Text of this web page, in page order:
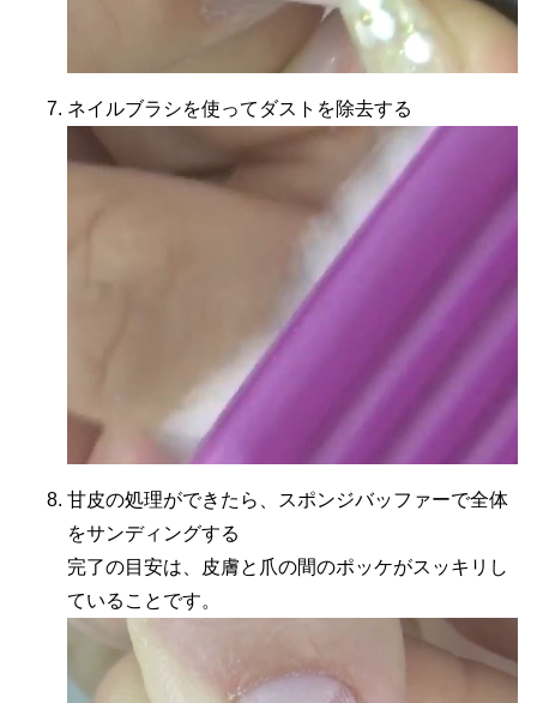
ネイルブラシを使ってダストを除去する
甘皮の処理ができたら、スポンジバッファーで全体
をサンディングする
完了の目安は、皮膚と爪の間のポッケがスッキリし
ていることです。